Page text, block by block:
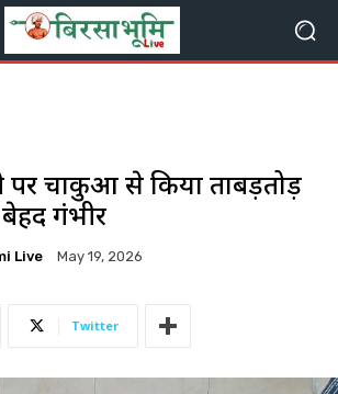
पर चाकुओं से किया ताबड़तोड़
गंभीर
Live May 19, 2026
Twitter